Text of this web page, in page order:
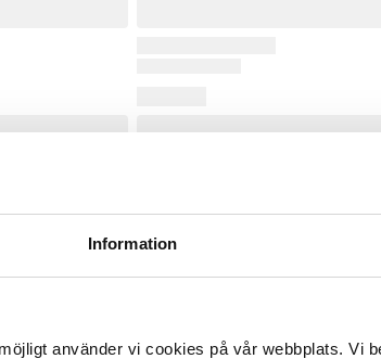
Information
använder vi cookies på vår webbplats. Vi